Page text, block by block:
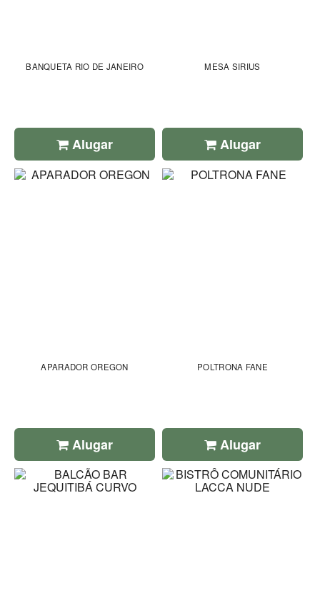
BANQUETA RIO DE JANEIRO
Alugar
MESA SIRIUS
Alugar
APARADOR OREGON
Alugar
POLTRONA FANE
Alugar